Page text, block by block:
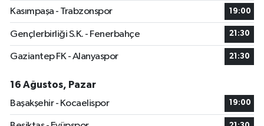
Kasımpaşa - Trabzonspor 19:00
Gençlerbirliği S.K. - Fenerbahçe 21:30
Gaziantep FK - Alanyaspor 21:30
16 Ağustos, Pazar
Başakşehir - Kocaelispor
19:00